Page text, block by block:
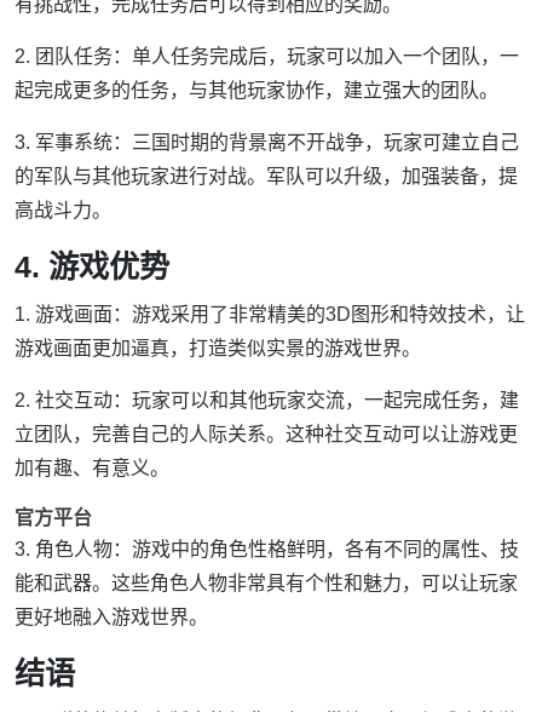
有挑战性，完成任务后可以得到相应的奖励。
2. 团队任务：单人任务完成后，玩家可以加入一个团队，一
起完成更多的任务，与其他玩家协作，建立强大的团队。
3. 军事系统：三国时期的背景离不开战争，玩家可建立自己
的军队与其他玩家进行对战。军队可以升级，加强装备，提
高战斗力。
4. 游戏优势
1. 游戏画面：游戏采用了非常精美的3D图形和特效技术，让
游戏画面更加逼真，打造类似实景的游戏世界。
2. 社交互动：玩家可以和其他玩家交流，一起完成任务，建
立团队，完善自己的人际关系。这种社交互动可以让游戏更
加有趣、有意义。
官方平台
3. 角色人物：游戏中的角色性格鲜明，各有不同的属性、技
能和武器。这些角色人物非常具有个性和魅力，可以让玩家
更好地融入游戏世界。
结语